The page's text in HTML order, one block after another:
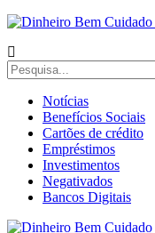
Notícias
Benefícios Sociais
Cartões de crédito
Empréstimos
Investimentos
Negativados
Bancos Digitais